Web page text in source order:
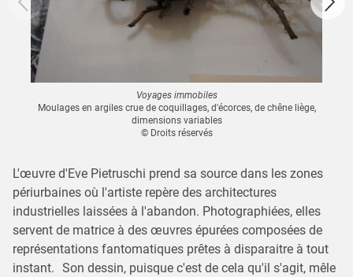
Voyages immobiles
Moulages en argiles crue de coquillages, d'écorces, de chêne liège,
dimensions variables
© Droits réservés
L'œuvre d'Eve Pietruschi prend sa source dans les zones
périurbaines où l'artiste repère des architectures
industrielles laissées à l'abandon. Photographiées, elles
servent de matrice à des œuvres épurées composées de
représentations fantomatiques prêtes à disparaitre à tout
instant. Son dessin, puisque c'est de cela qu'il s'agit, mêle